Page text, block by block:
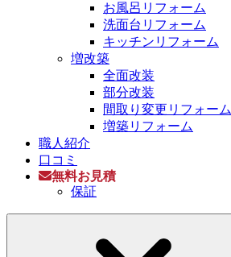
お風呂リフォーム
洗面台リフォーム
キッチンリフォーム
増改築
全面改装
部分改装
間取り変更リフォーム
増築リフォーム
職人紹介
口コミ
無料お見積
保証